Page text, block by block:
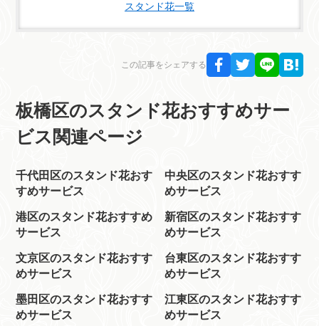
スタンド花一覧
この記事をシェアする
板橋区のスタンド花おすすめサー
ビス関連ページ
千代田区のスタンド花おす
すめサービス
中央区のスタンド花おすす
めサービス
港区のスタンド花おすすめ
サービス
新宿区のスタンド花おすす
めサービス
文京区のスタンド花おすす
めサービス
台東区のスタンド花おすす
めサービス
墨田区のスタンド花おすす
めサービス
江東区のスタンド花おすす
めサービス